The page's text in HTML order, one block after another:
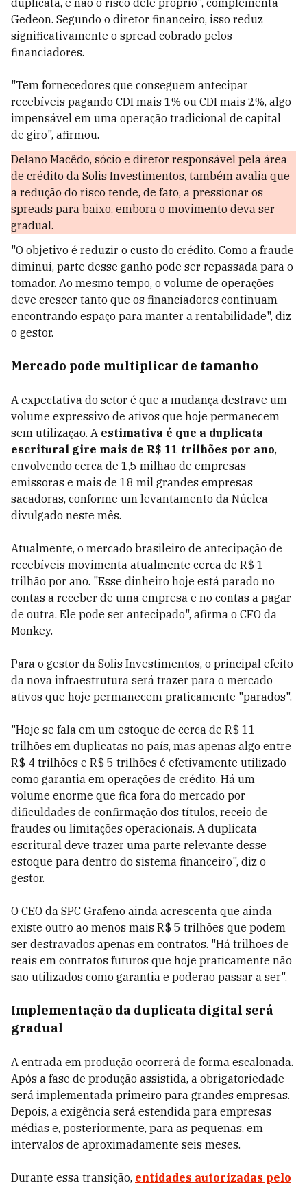
duplicata, e não o risco dele próprio", complementa
Gedeon. Segundo o diretor financeiro, isso reduz
significativamente o spread cobrado pelos
financiadores.
"Tem fornecedores que conseguem antecipar
recebíveis pagando CDI mais 1% ou CDI mais 2%, algo
impensável em uma operação tradicional de capital
de giro", afirmou.
Delano Macêdo, sócio e diretor responsável pela área
de crédito da Solis Investimentos, também avalia que
a redução do risco tende, de fato, a pressionar os
spreads para baixo, embora o movimento deva ser
gradual.
"O objetivo é reduzir o custo do crédito. Como a fraude
diminui, parte desse ganho pode ser repassada para o
tomador. Ao mesmo tempo, o volume de operações
deve crescer tanto que os financiadores continuam
encontrando espaço para manter a rentabilidade", diz
o gestor.
Mercado pode multiplicar de tamanho
A expectativa do setor é que a mudança destrave um
volume expressivo de ativos que hoje permanecem
sem utilização. A estimativa é que a duplicata
escritural gire mais de R$ 11 trilhões por ano,
envolvendo cerca de 1,5 milhão de empresas
emissoras e mais de 18 mil grandes empresas
sacadoras, conforme um levantamento da Núclea
divulgado neste mês.
Atualmente, o mercado brasileiro de antecipação de
recebíveis movimenta atualmente cerca de R$ 1
trilhão por ano. "Esse dinheiro hoje está parado no
contas a receber de uma empresa e no contas a pagar
de outra. Ele pode ser antecipado", afirma o CFO da
Monkey.
Para o gestor da Solis Investimentos, o principal efeito
da nova infraestrutura será trazer para o mercado
ativos que hoje permanecem praticamente "parados".
"Hoje se fala em um estoque de cerca de R$ 11
trilhões em duplicatas no país, mas apenas algo entre
R$ 4 trilhões e R$ 5 trilhões é efetivamente utilizado
como garantia em operações de crédito. Há um
volume enorme que fica fora do mercado por
dificuldades de confirmação dos títulos, receio de
fraudes ou limitações operacionais. A duplicata
escritural deve trazer uma parte relevante desse
estoque para dentro do sistema financeiro", diz o
gestor.
O CEO da SPC Grafeno ainda acrescenta que ainda
existe outro ao menos mais R$ 5 trilhões que podem
ser destravados apenas em contratos. "Há trilhões de
reais em contratos futuros que hoje praticamente não
são utilizados como garantia e poderão passar a ser".
Implementação da duplicata digital será
gradual
A entrada em produção ocorrerá de forma escalonada.
Após a fase de produção assistida, a obrigatoriedade
será implementada primeiro para grandes empresas.
Depois, a exigência será estendida para empresas
médias e, posteriormente, para as pequenas, em
intervalos de aproximadamente seis meses.
Durante essa transição, entidades autorizadas pelo